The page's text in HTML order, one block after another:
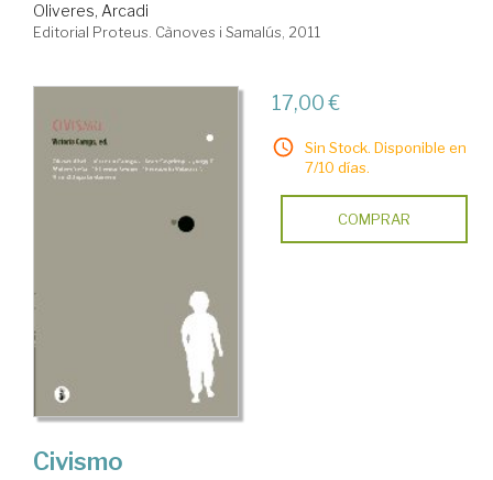
Oliveres, Arcadi
Editorial Proteus. Cànoves i Samalús, 2011
17,00 €
Sin Stock. Disponible en
7/10 días.
COMPRAR
Civismo